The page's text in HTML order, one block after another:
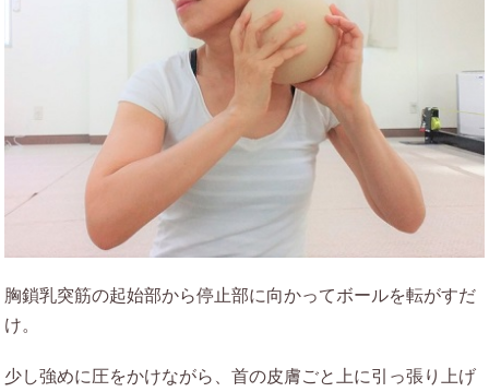
胸鎖乳突筋の起始部から停止部に向かってボールを転がすだ
け。
少し強めに圧をかけながら、首の皮膚ごと上に引っ張り上げ